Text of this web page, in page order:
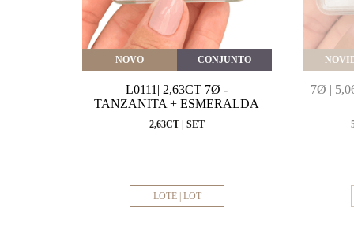
NOVO CONJUNTO
L0111| 2,63CT 7Ø -
TANZANITA + ESMERALDA
2,63CT | SET
LOTE | LOT
7Ø |